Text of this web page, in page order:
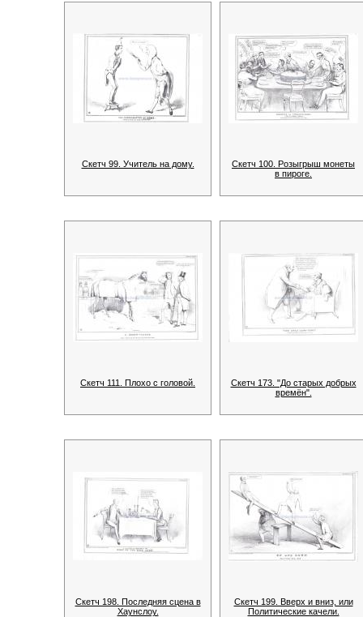
Скетч 99. Учитель на дому.
Скетч 100. Розыгрыш монеты
в пироге.
Скетч 111. Плохо с головой.
Скетч 173. "До старых добрых
времён".
Скетч 198. Последняя сцена в
Хаунслоу.
Скетч 199. Вверх и вниз, или
Политические качели.